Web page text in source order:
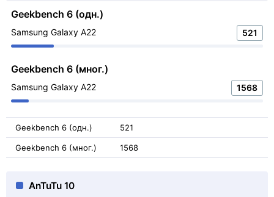
Geekbench 6 (одн.)
Samsung Galaxy A22 521
Geekbench 6 (мног.)
Samsung Galaxy A22 1568
Geekbench 6 (одн.) 521
Geekbench 6 (мног.) 1568
AnTuTu 10